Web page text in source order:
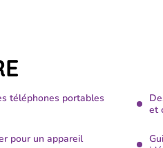
téléphones portables
pour un appareil
et